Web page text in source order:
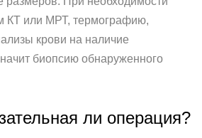
КТ или МРТ, термографию,
крови на наличие
биопсию обнаруженного
ли операция?